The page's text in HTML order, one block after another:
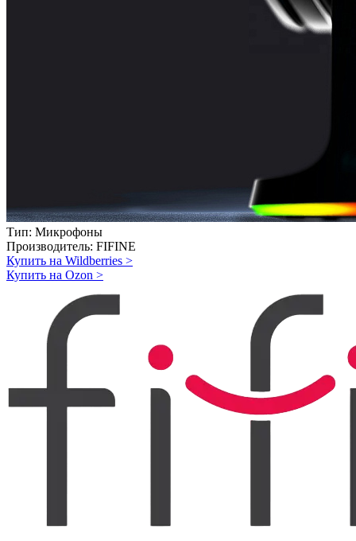
Тип: Микрофоны
Производитель: FIFINE
Купить на Wildberries >
Купить на Ozon >